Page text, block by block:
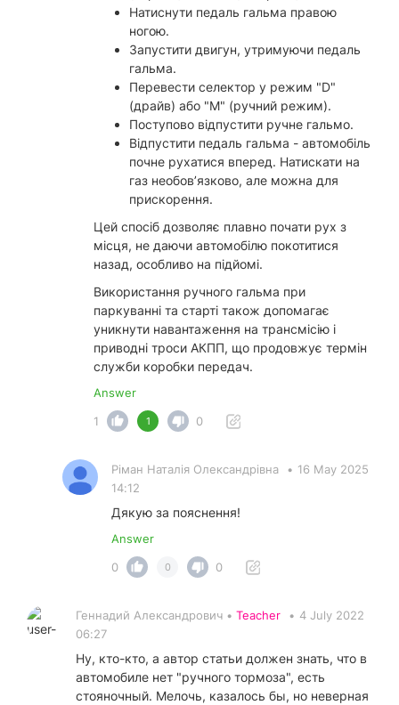
Натиснути педаль гальма правою
ногою.
Запустити двигун, утримуючи педаль
гальма.
Перевести селектор у режим "D"
(драйв) або "M" (ручний режим).
Поступово відпустити ручне гальмо.
Відпустити педаль гальма - автомобіль
почне рухатися вперед. Натискати на
газ необов’язково, але можна для
прискорення.
Цей спосіб дозволяє плавно почати рух з
місця, не даючи автомобілю покотитися
назад, особливо на підйомі.
Використання ручного гальма при
паркуванні та старті також допомагає
уникнути навантаження на трансмісію і
приводні троси АКПП, що продовжує термін
служби коробки передач.
Answer
1
1 0
Ріман Наталія Олександрівна • 16 May 2025
14:12
Дякую за пояснення!
Answer
0
0 0
Геннадий Александрович • Teacher • 4 July 2022
06:27
Ну, кто-кто, а автор статьи должен знать, что в
автомобиле нет "ручного тормоза", есть
стояночный. Мелочь, казалось бы, но неверная